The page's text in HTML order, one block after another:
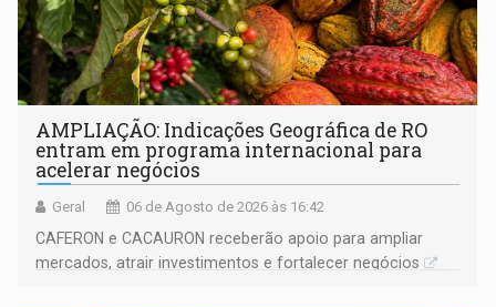
AMPLIAÇÃO: Indicações Geográfica de RO
entram em programa internacional para
acelerar negócios
Geral 06 de Agosto de 2026 às 16:42
CAFERON e CACAURON receberão apoio para ampliar
mercados, atrair investimentos e fortalecer negócios